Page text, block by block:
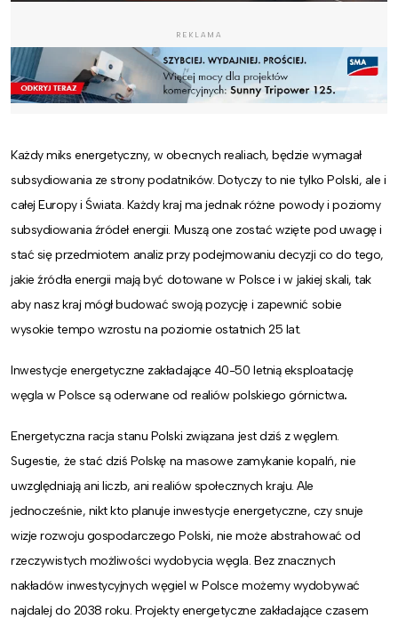
REKLAMA
Każdy miks energetyczny, w obecnych realiach, będzie wymagał
subsydiowania ze strony podatników. Dotyczy to nie tylko Polski, ale i
całej Europy i Świata. Każdy kraj ma jednak różne powody i poziomy
subsydiowania źródeł energii. Muszą one zostać wzięte pod uwagę i
stać się przedmiotem analiz przy podejmowaniu decyzji co do tego,
jakie źródła energii mają być dotowane w Polsce i w jakiej skali, tak
aby nasz kraj mógł budować swoją pozycję i zapewnić sobie
wysokie tempo wzrostu na poziomie ostatnich 25 lat.
Inwestycje energetyczne zakładające 40-50 letnią eksploatację
węgla w Polsce są oderwane od realiów polskiego górnictwa.
Energetyczna racja stanu Polski związana jest dziś z węglem.
Sugestie, że stać dziś Polskę na masowe zamykanie kopalń, nie
uwzględniają ani liczb, ani realiów społecznych kraju. Ale
jednocześnie, nikt kto planuje inwestycje energetyczne, czy snuje
wizje rozwoju gospodarczego Polski, nie może abstrahować od
rzeczywistych możliwości wydobycia węgla. Bez znacznych
nakładów inwestycyjnych węgiel w Polsce możemy wydobywać
najdalej do 2038 roku. Projekty energetyczne zakładające czasem